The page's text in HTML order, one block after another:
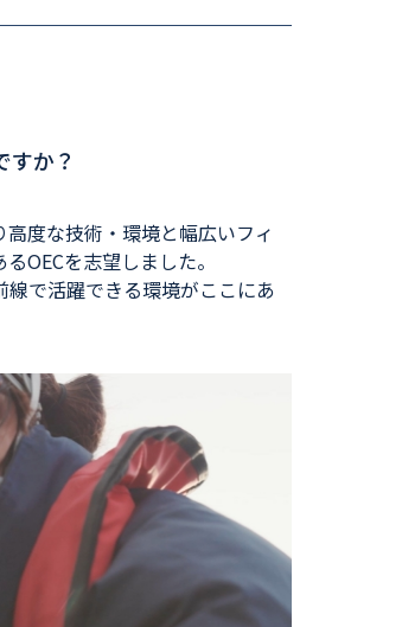
すか？
度な技術・環境と幅広いフィ
OECを志望しました。
で活躍できる環境がここにあ